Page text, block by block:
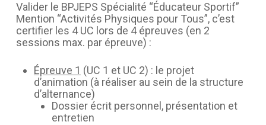
Valider le BPJEPS Spécialité “Éducateur Sportif”
Mention “Activités Physiques pour Tous”, c’est
certifier les 4 UC lors de 4 épreuves (en 2
sessions max. par épreuve) :
Épreuve 1 (UC 1 et UC 2) : le projet
d’animation (à réaliser au sein de la structure
d’alternance)
Dossier écrit personnel, présentation et
entretien